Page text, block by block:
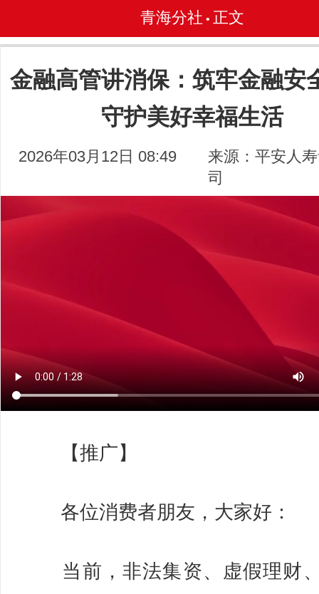
青海分社 • 正文
金融高管讲消保：筑牢金融安
守护美好幸福生活
2026年03月12日 08:49
来源：平安人
司
【推广】
各位消费者朋友，大家好：
当前，非法集资、虚假理财